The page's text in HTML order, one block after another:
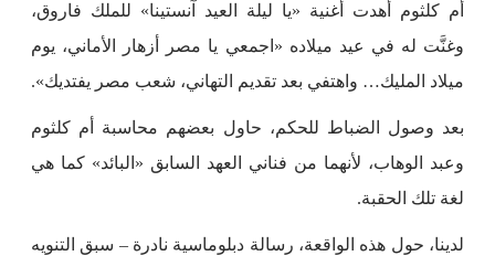
أم كلثوم أهدت أغنية «يا ليلة العيد آنستينا» للملك فاروق،
وغنَّت له في عيد ميلاده «اجمعي يا مصر أزهار الأماني، يوم
ميلاد المليك… واهتفي بعد تقديم التهاني، شعب مصر يفتديك».
بعد وصول الضباط للحكم، حاول بعضهم محاسبة أم كلثوم
وعبد الوهاب، لأنهما من فناني العهد السابق «البائد» كما هي
لغة تلك الحقبة.
لدينا، حول هذه الواقعة، رسالة دبلوماسية نادرة – سبق التنويه